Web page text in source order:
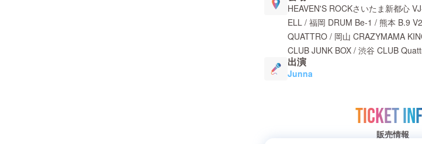
HEAVEN'S ROCKさいたま新都心
ELL / 福岡 DRUM Be-1 / 熊本 B.9
QUATTRO / 岡山 CRAZYMAMA
CLUB JUNK BOX / 渋谷 CLUB
出演
Junna
TICKET
販売情報